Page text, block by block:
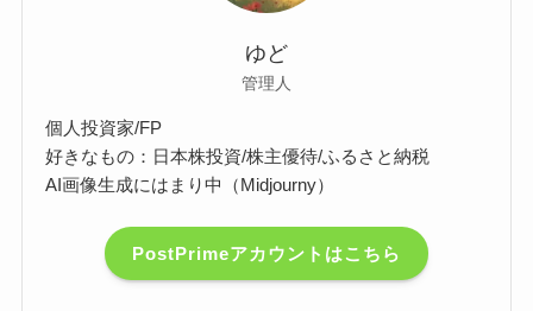
ゆど
管理人
個人投資家/FP
好きなもの：日本株投資/株主優待/ふるさと納税
AI画像生成にはまり中（Midjourny）
PostPrimeアカウントはこちら